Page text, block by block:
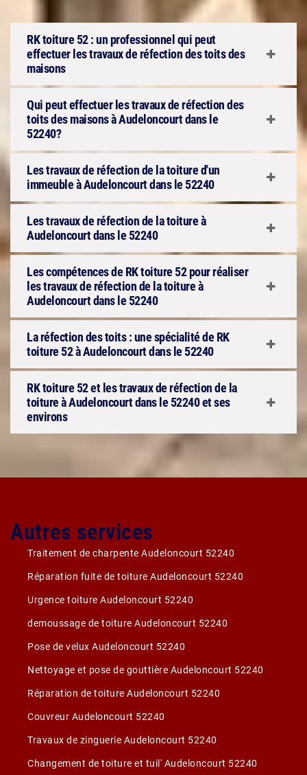
RK toiture 52 : un professionnel qui peut
effectuer les travaux de réfection des toits des
maisons
Qui peut effectuer les travaux de réfection des
toits des maisons à Audeloncourt dans le
52240?
Les travaux de réfection de la toiture d'un
immeuble à Audeloncourt dans le 52240
Les travaux de réfection de la toiture à
Audeloncourt dans le 52240
Les compétences de RK toiture 52 pour réaliser
les travaux de réfection de la toiture à
Audeloncourt dans le 52240
La réfection des toits : une spécialité de RK
toiture 52 à Audeloncourt dans le 52240
RK toiture 52 et les travaux de réfection de la
toiture à Audeloncourt dans le 52240 et ses
environs
Autres services
Traitement de charpente Audeloncourt 52240
Réparation fuite de toiture Audeloncourt 52240
Urgence toiture Audeloncourt 52240
demoussage de toiture Audeloncourt 52240
Pose de velux Audeloncourt 52240
Nettoyage et pose de gouttière Audeloncourt 52240
Réparation de toiture Audeloncourt 52240
Couvreur Audeloncourt 52240
Travaux de zinguerie Audeloncourt 52240
Changement de toiture et tuil' Audeloncourt 52240